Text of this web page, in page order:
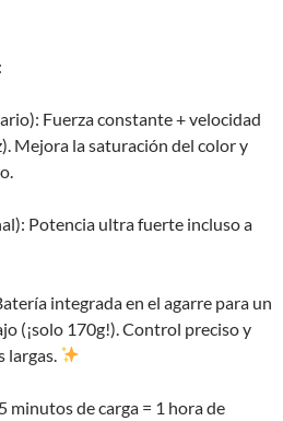
Fuerza constante + velocidad
Mejora la saturación del color y
Potencia ultra fuerte incluso a
integrada en el agarre para un
(¡solo 170g!). Control preciso y
largas.
minutos de carga = 1 hora de